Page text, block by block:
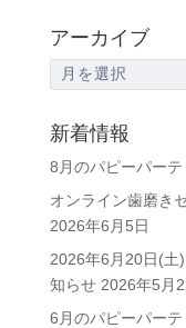
アーカイブ
ー
カ
イ
ブ
新着情報
8月のパピーパー
オンライン歯磨き
2026年6月5日
2026年6月20日(土
知らせ 2026年5月
6月のパピーパー